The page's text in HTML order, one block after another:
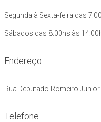
Segunda à Sexta-feira das
Sábados das 8:00hs às
Endereço
Rua Deputado Romeiro
Telefone